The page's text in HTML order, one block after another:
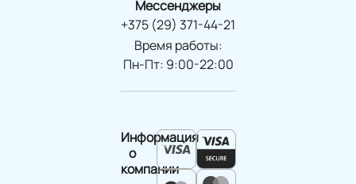
Мессенджеры
+375 (29) 371-44-21
Время работы:
Пн-Пт: 9:00-22:00
Информация
о
компании